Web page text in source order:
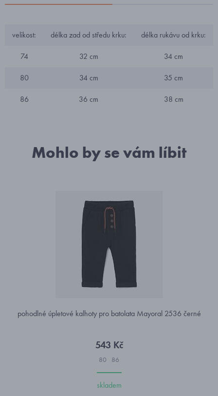
velikost: délka zad od středu krku: délka rukávu od krku:
74 32 cm 34 cm
80 34 cm 35 cm
86 36 cm 38 cm
Mohlo by se vám líbit
pohodlné úpletové kalhoty pro batolata Mayoral 2536 černé
543 Kč
80 86
skladem